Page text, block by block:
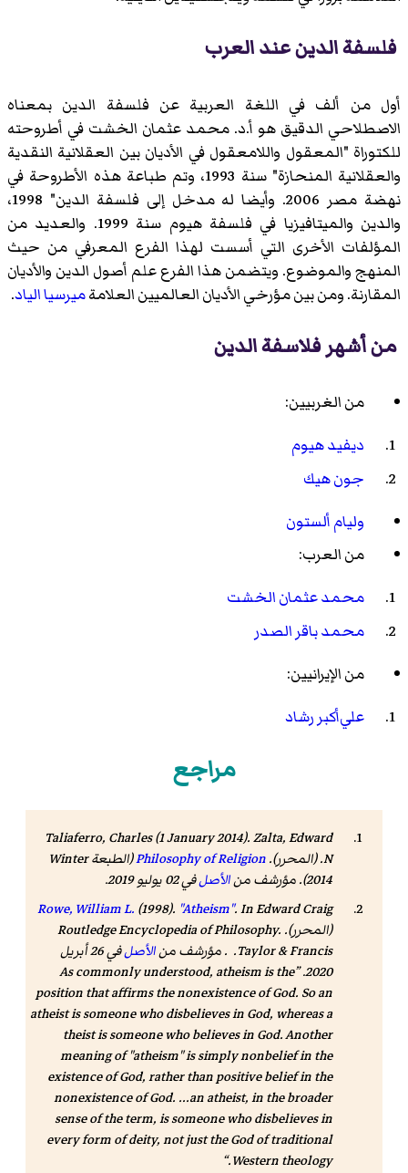
فلسفة الدين عند العرب
أول من ألف في اللغة العربية عن فلسفة الدين بمعناه
الاصطلاحي الدقيق هو أ.د. محمد عثمان الخشت في أطروحته
للكتوراة "المعقول واللامعقول في الأديان بين العقلانية النقدية
والعقلانية المنحازة" سنة 1993، وتم طباعة هذه الأطروحة في
نهضة مصر 2006. وأيضا له مدخل إلى فلسفة الدين" 1998،
والدين والميتافيزيا في فلسفة هيوم سنة 1999. والعديد من
المؤلفات الأخرى التي أسست لهذا الفرع المعرفي من حيث
المنهج والموضوع. ويتضمن هذا الفرع علم أصول الدين والأديان
المقارنة. ومن بين مؤرخي الأديان العالميين العلامةميرسيا الياد.
من أشهر فلاسفة الدين
من الغربيين:
ديفيد هيوم
جون هيك
وليام ألستون
من العرب:
محمد عثمان الخشت
محمد باقر الصدر
من الإيرانيين:
علي‌أكبر رشاد
مراجع
Taliaferro, Charles (1 January 2014). Zalta, Edward
N. (المحرر).
Philosophy of Religion
(الطبعة Winter
2014). مؤرشف من
الأصلفي 02 يوليو 2019.
Rowe, William L. (1998). "Atheism". In Edward Craig
(المحرر). Routledge Encyclopedia of Philosophy.
Taylor & Francis. . مؤرشف من
الأصل
في 26 أبريل
2020
.
As commonly understood, atheism is the
position that affirms the nonexistence of God. So an
atheist is someone who disbelieves in God, whereas a
theist is someone who believes in God. Another
meaning of "atheism" is simply nonbelief in the
existence of God, rather than positive belief in the
nonexistence of God. ...an atheist, in the broader
sense of the term, is someone who disbelieves in
every form of deity, not just the God of traditional
Western theology.